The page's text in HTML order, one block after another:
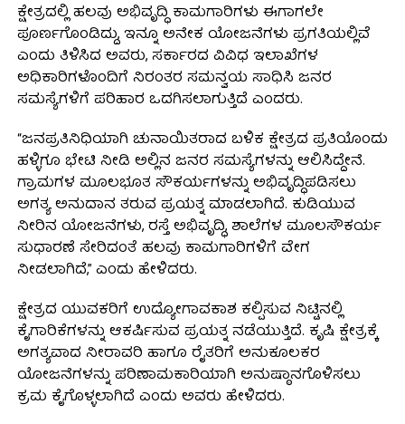
ಕ್ಷೇತ್ರದಲ್ಲಿ ಹಲವು ಅಭಿವೃದ್ಧಿ ಕಾಮಗಾರಿಗಳು ಈಗಾಗಲೇ
ಪೂರ್ಣಗೊಂಡಿದ್ದು, ಇನ್ನೂ ಅನೇಕ ಯೋಜನೆಗಳು ಪ್ರಗತಿಯಲ್ಲಿವೆ
ಎಂದು ತಿಳಿಸಿದ ಅವರು, ಸರ್ಕಾರದ ವಿವಿಧ ಇಲಾಖೆಗಳ
ಅಧಿಕಾರಿಗಳೊಂದಿಗೆ ನಿರಂತರ ಸಮನ್ವಯ ಸಾಧಿಸಿ ಜನರ
ಸಮಸ್ಯೆಗಳಿಗೆ ಪರಿಹಾರ ಒದಗಿಸಲಾಗುತ್ತಿದೆ ಎಂದರು.
“ಜನಪ್ರತಿನಿಧಿಯಾಗಿ ಚುನಾಯಿತರಾದ ಬಳಿಕ ಕ್ಷೇತ್ರದ ಪ್ರತಿಯೊಂದು
ಹಳ್ಳಿಗೂ ಭೇಟಿ ನೀಡಿ ಅಲ್ಲಿನ ಜನರ ಸಮಸ್ಯೆಗಳನ್ನು ಆಲಿಸಿದ್ದೇನೆ.
ಗ್ರಾಮಗಳ ಮೂಲಭೂತ ಸೌಕರ್ಯಗಳನ್ನು ಅಭಿವೃದ್ಧಿಪಡಿಸಲು
ಅಗತ್ಯ ಅನುದಾನ ತರುವ ಪ್ರಯತ್ನ ಮಾಡಲಾಗಿದೆ. ಕುಡಿಯುವ
ನೀರಿನ ಯೋಜನೆಗಳು, ರಸ್ತೆ ಅಭಿವೃದ್ಧಿ, ಶಾಲೆಗಳ ಮೂಲಸೌಕರ್ಯ
ಸುಧಾರಣೆ ಸೇರಿದಂತೆ ಹಲವು ಕಾಮಗಾರಿಗಳಿಗೆ ವೇಗ
ನೀಡಲಾಗಿದೆ,” ಎಂದು ಹೇಳಿದರು.
ಕ್ಷೇತ್ರದ ಯುವಕರಿಗೆ ಉದ್ಯೋಗಾವಕಾಶ ಕಲ್ಪಿಸುವ ನಿಟ್ಟಿನಲ್ಲಿ
ಕೈಗಾರಿಕೆಗಳನ್ನು ಆಕರ್ಷಿಸುವ ಪ್ರಯತ್ನ ನಡೆಯುತ್ತಿದೆ. ಕೃಷಿ ಕ್ಷೇತ್ರಕ್ಕೆ
ಅಗತ್ಯವಾದ ನೀರಾವರಿ ಹಾಗೂ ರೈತರಿಗೆ ಅನುಕೂಲಕರ
ಯೋಜನೆಗಳನ್ನು ಪರಿಣಾಮಕಾರಿಯಾಗಿ ಅನುಷ್ಠಾನಗೊಳಿಸಲು
ಕ್ರಮ ಕೈಗೊಳ್ಳಲಾಗಿದೆ ಎಂದು ಅವರು ಹೇಳಿದರು.